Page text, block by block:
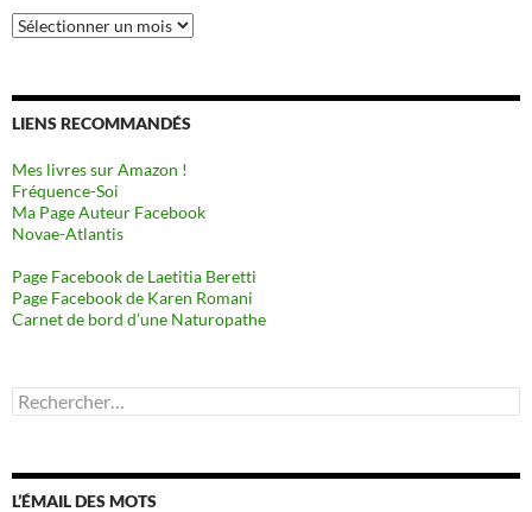
Archives
LIENS RECOMMANDÉS
Mes livres sur Amazon !
Fréquence-Soi
Ma Page Auteur Facebook
Novae-Atlantis
Page Facebook de Laetitia Beretti
Page Facebook de Karen Romani
Carnet de bord d’une Naturopathe
Rechercher :
L’ÉMAIL DES MOTS